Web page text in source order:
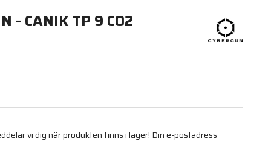
- CANIK TP 9 CO2
vi dig när produkten finns i lager! Din e-postadress